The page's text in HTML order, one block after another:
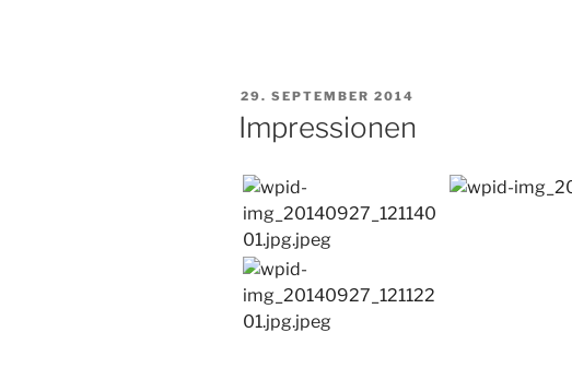
VERÖFFENTLICHT
AM
29. SEPTEMBER 2014
Impressionen